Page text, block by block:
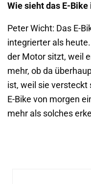
Wie sieht das E-
Peter Wicht: Das E-
integrierter als
der Motor sitzt, weil
mehr, ob da
ist, weil sie versteckt
E-Bike von morgen
mehr als solches